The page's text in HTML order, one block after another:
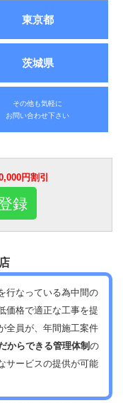
東京都
茨城県
その他も気軽に
お問い合わせ下さい
円割引
録
行なっている為中間の
価格で適正な工事を提
全員が、年間施工案件
からできる管理体制 の
サービスの提供が可能